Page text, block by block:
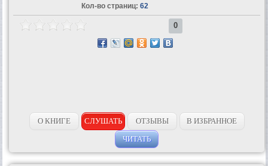
Кол-во страниц: 62
0
О КНИГЕ СЛУШАТЬ ОТЗЫВЫ
В ИЗБРАННОЕ
ЧИТАТЬ